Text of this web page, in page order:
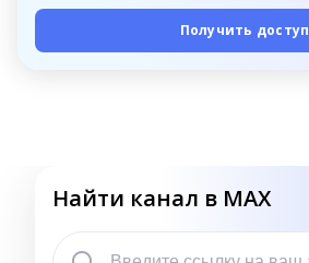
Получить доступ
Найти канал в MAX